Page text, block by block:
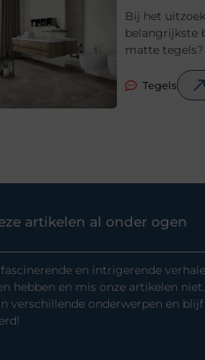
Bij het
belangrijkste
matte
Tegels
artikelen al onder ogen
en intrigerende
hebben en mis onze artikelen niet.
verschillende onderwerpen en